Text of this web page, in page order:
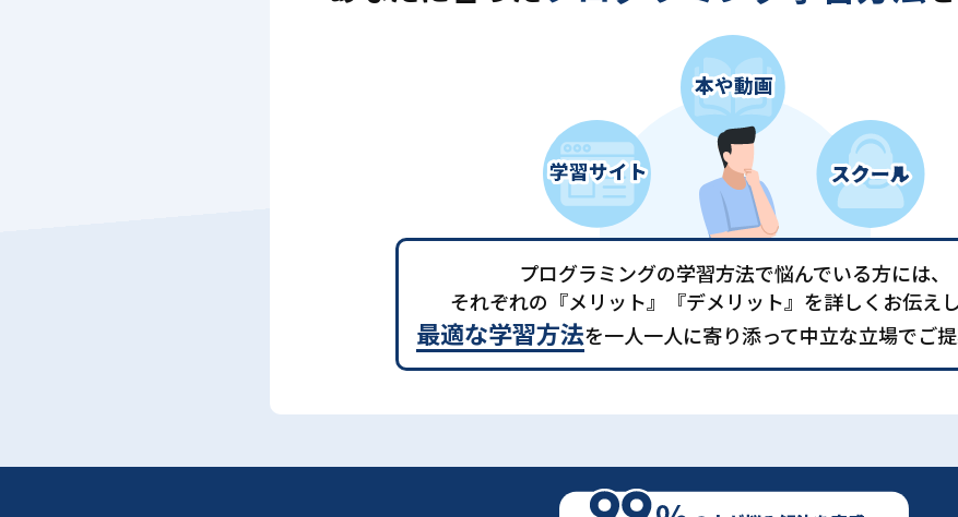
プログラミングの学習方法で悩んでいる方には、
それぞれの『メリット』『デメリット』を詳しくお伝えし
最適な学習方法を一人一人に寄り添って中立な立場でご提